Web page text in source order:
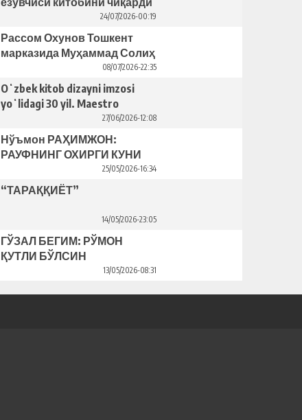
– бунинг ортида қандай
сабаблар турибди?
24/07/2026-00:19
Рассом Охунов Тошкент
марказида Муҳаммад Солиҳ
яcаган ҳайкални ўрнатишни
таклиф қилди
08/07/2026-22:35
Oʻzbek kitob dizayni imzosi
yoʻlidagi 30 yil. Maestro
Bahriddin Bozorov bilan suhbat
27/06/2026-12:08
Нўъмон РАҲИМЖОН:
РАУФНИНГ ОХИРГИ КУНИ
25/05/2026-16:34
“ТАРАҚҚИЁТ”
14/05/2026-23:05
ГЎЗАЛ БЕГИМ: РЎМОН
ҚУТЛИ БЎЛСИН
13/05/2026-08:31